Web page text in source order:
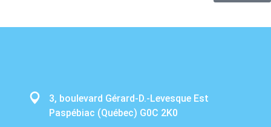
3, boulevard Gérard-D.-Levesque Est
Paspébiac (Québec) G0C 2K0